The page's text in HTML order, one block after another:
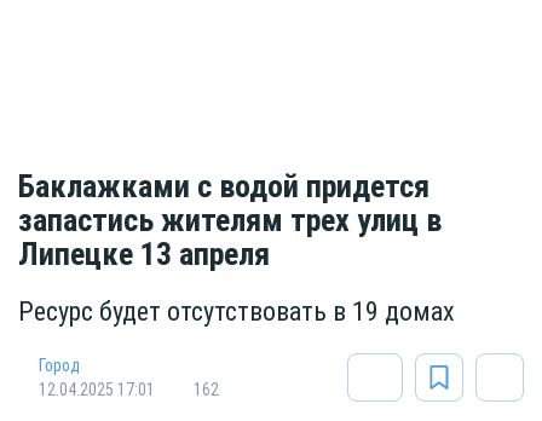
Баклажками с водой придется
запастись жителям трех улиц в
Липецке 13 апреля
Ресурс будет отсутствовать в 19 домах
Город
12.04.2025 17:01
162